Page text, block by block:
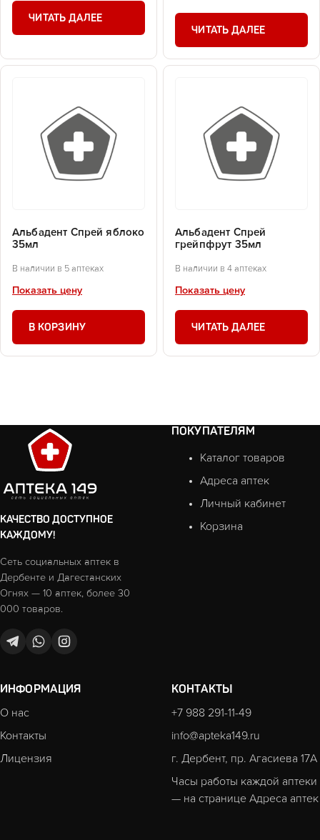
ЧИТАТЬ ДАЛЕЕ
ЧИТАТЬ ДАЛЕЕ
Альбадент Спрей яблоко
35мл
В наличии в 5 аптеках
Показать цену
В КОРЗИНУ
Альбадент Спрей
грейпфрут 35мл
В наличии в 4 аптеках
Показать цену
ЧИТАТЬ ДАЛЕЕ
КАЧЕСТВО ДОСТУПНОЕ
КАЖДОМУ!
Сеть социальных аптек в
Дербенте и Дагестанских
Огнях — 10 аптек, более 30
000 товаров.
ПОКУПАТЕЛЯМ
Каталог товаров
Адреса аптек
Личный кабинет
Корзина
ИНФОРМАЦИЯ
О нас
Контакты
Лицензия
КОНТАКТЫ
+7 988 291-11-49
info@apteka149.ru
г. Дербент, пр. Агасиева 17А
Часы работы каждой аптеки
— на странице Адреса аптек